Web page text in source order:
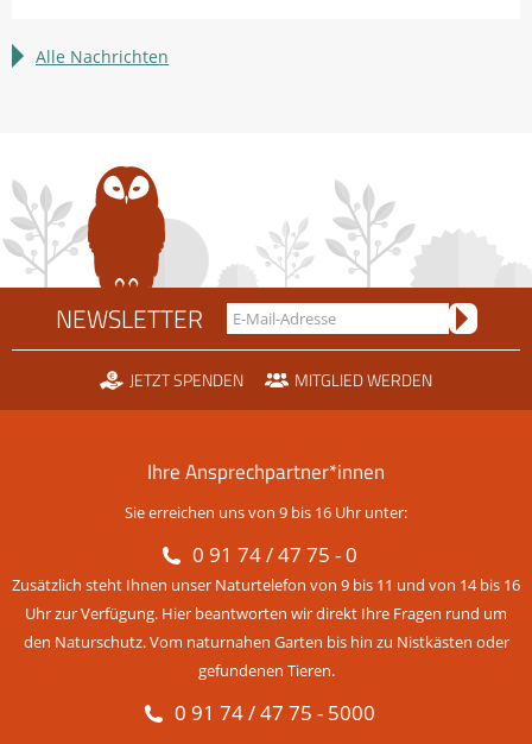
erleben
Alle Nachrichten
NEWSLETTER
JETZT SPENDEN MITGLIED WERDEN
Ihre Ansprechpartner*innen
Sie erreichen uns von 9 bis 16 Uhr unter:
0 91 74 / 47 75 - 0
Zusätzlich steht Ihnen unser Naturtelefon von 9 bis 11 und von 14 bis 16
Uhr zur Verfügung. Hier beantworten wir direkt Ihre Fragen rund um
den Naturschutz. Vom naturnahen Garten bis hin zu Nistkästen oder
gefundenen Tieren.
0 91 74 / 47 75 - 5000